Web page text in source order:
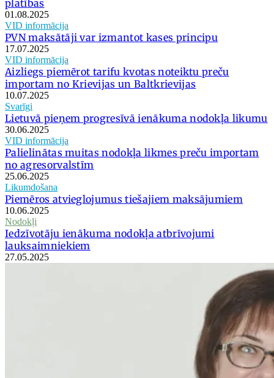
platības
01.08.2025
VID informācija
PVN maksātāji var izmantot kases principu
17.07.2025
VID informācija
Aizliegs piemērot tarifu kvotas noteiktu preču
importam no Krievijas un Baltkrievijas
10.07.2025
Svarīgi
Lietuvā pieņem progresīvā ienākuma nodokļa likumu
30.06.2025
VID informācija
Palielinātas muitas nodokļa likmes preču importam
no agresorvalstīm
25.06.2025
Likumdošana
Piemēros atvieglojumus tiešajiem maksājumiem
10.06.2025
Nodokļi
Iedzīvotāju ienākuma nodokļa atbrīvojumi
lauksaimniekiem
27.05.2025